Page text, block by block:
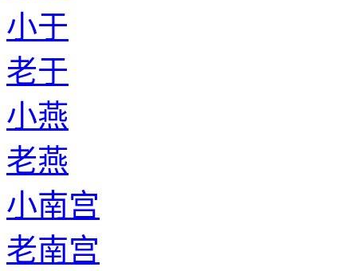
小于
老于
小燕
老燕
小南宫
老南宫